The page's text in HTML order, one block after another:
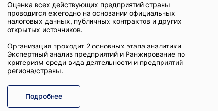
Оценка всех действующих предприятий страны
проводится ежегодно на основании официальных
налоговых данных, публичных контрактов и других
открытых источников.
Организация проходит 2 основных этапа аналитики:
Экспертный анализ предприятий и Ранжирование по
критериям среди вида деятельности и предприятий
региона/страны.
Подробнее